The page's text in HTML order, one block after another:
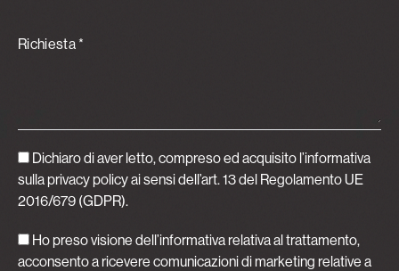
Richiesta *
Dichiaro di aver letto, compreso ed acquisito l’informativa
sulla privacy policyai sensi dell’art. 13 del Regolamento UE
2016/679 (GDPR).
Ho preso visione dell’informativa relativa al trattamento,
acconsento a ricevere comunicazioni di marketing relative a